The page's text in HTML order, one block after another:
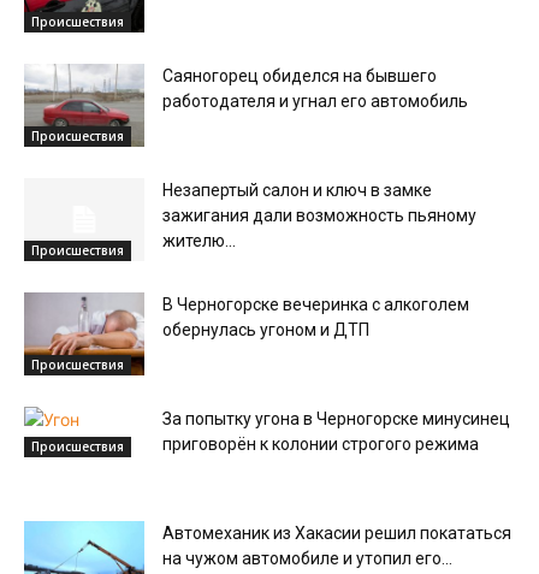
Происшествия
Происшествия
Саяногорец обиделся на бывшего
работодателя и угнал его автомобиль
Происшествия
Незапертый салон и ключ в замке
зажигания дали возможность пьяному
жителю...
Происшествия
В Черногорске вечеринка с алкоголем
обернулась угоном и ДТП
Происшествия
За попытку угона в Черногорске минусинец
приговорён к колонии строгого режима
Автомеханик из Хакасии решил покататься
на чужом автомобиле и утопил его...